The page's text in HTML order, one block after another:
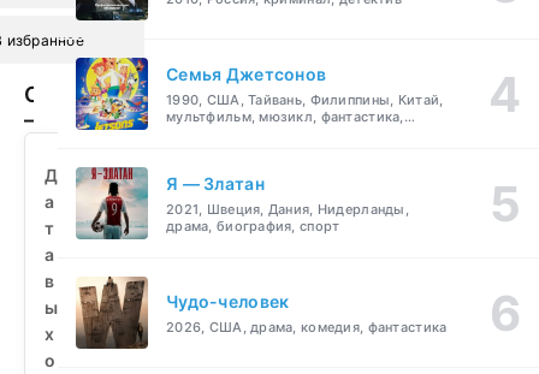
избранное
Сектор
—
«Джуно»
(2010)
смотреть
бесплатно
Д
а
т
а
в
ы
х
о
Семья Джетсонов
1990, США, Тайвань, Филиппины, Китай,
мультфильм, мюзикл, фантастика,
Я — Златан
2021, Швеция, Дания, Нидерланды,
драма, биография, спорт
Чудо-человек
2026, США, драма, комедия, фантастика